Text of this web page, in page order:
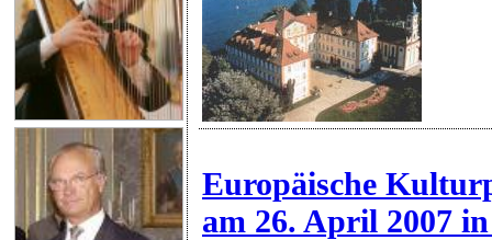
Europäische
am 26. April 2007